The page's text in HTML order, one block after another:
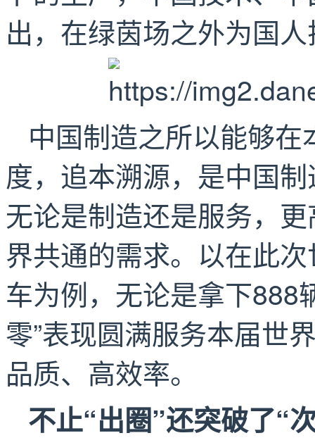
出，在绿茵场之外为国
中国制造之所以能够
度，追本溯源，是中国
无论是制造还是服务，
界共通的需求。以在此
车为例，无论是拿下888
零”表现圆满服务本届世
品质、高效率。
不止“出圈”还突破了“